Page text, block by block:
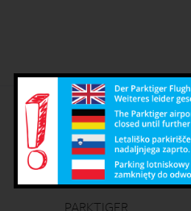
Deutsch
PARKTIGER